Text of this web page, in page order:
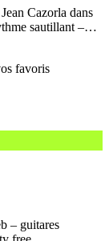
Cazorla dans
sautillant –…
– guitares